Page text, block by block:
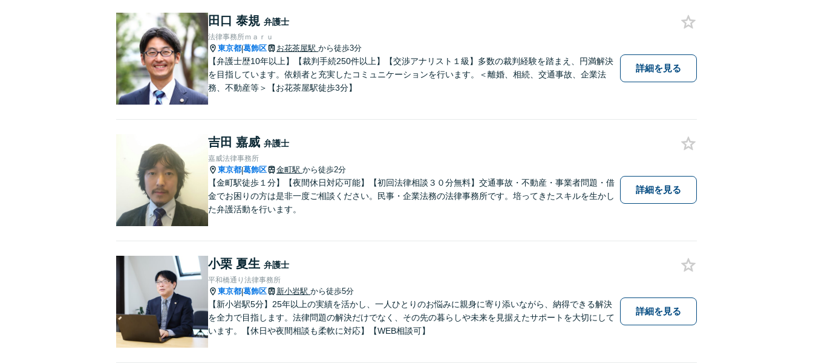
田口 泰規 弁護士
法律事務所ｍａｒｕ
東京都|葛飾区 お花茶屋駅 から徒歩3分
【弁護士歴10年以上】【裁判手続250件以上】【交渉アナリスト１級】多数の裁判経験を踏まえ、円満解決
を目指しています。依頼者と充実したコミュニケーションを行います。＜離婚、相続、交通事故、企業法
務、不動産等＞【お花茶屋駅徒歩3分】
詳細を見る
吉田 嘉威 弁護士
嘉威法律事務所
東京都|葛飾区 金町駅 から徒歩2分
【金町駅徒歩１分】【夜間休日対応可能】【初回法律相談３０分無料】交通事故・不動産・事業者問題・借
金でお困りの方は是非一度ご相談ください。民事・企業法務の法律事務所です。培ってきたスキルを生かし
た弁護活動を行います。
詳細を見る
小栗 夏生 弁護士
平和橋通り法律事務所
東京都|葛飾区 新小岩駅 から徒歩5分
【新小岩駅5分】25年以上の実績を活かし、一人ひとりのお悩みに親身に寄り添いながら、納得できる解決
を全力で目指します。法律問題の解決だけでなく、その先の暮らしや未来を見据えたサポートを大切にして
います。【休日や夜間相談も柔軟に対応】【WEB相談可】
詳細を見る